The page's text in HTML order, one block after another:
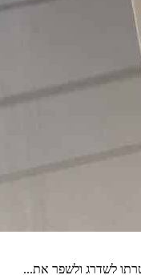
לשדרג ולשפר את...